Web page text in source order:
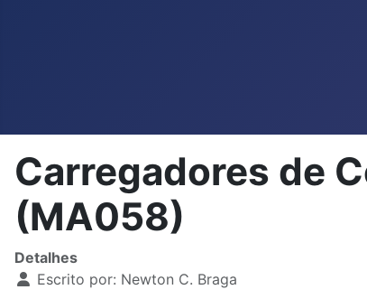
Carregadores de
(MA058)
Detalhes
Escrito por: Newton C. Braga